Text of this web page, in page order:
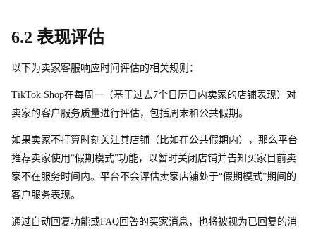
6.2 表现评估
以下为卖家客服响应时间评估的相关规则：
TikTok Shop在每周一（基于过去7个日历日内卖家的店铺表现）对
卖家的客户服务质量进行评估，包括周末和公共假期。
如果卖家不打算时刻关注其店铺（比如在公共假期内），那么平台
推荐卖家使用“假期模式”功能，以暂时关闭店铺并告知买家目前卖
家不在服务时间内。平台不会评估卖家店铺处于“假期模式”期间的
客户服务表现。
通过自动回复功能或FAQ 回答的买家消息，也将被视为已回复的消